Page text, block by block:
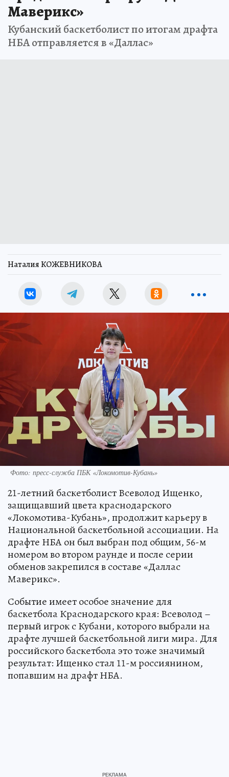
Маверикс»
Кубанский баскетболист по итогам драфта
НБА отправляется в «Даллас»
Наталия КОЖЕВНИКОВА
Фото: пресс-служба ПБК «Локомотив-Кубань»
21-летний баскетболист Всеволод Ищенко,
защищавший цвета краснодарского
«Локомотива-Кубань», продолжит карьеру в
Национальной баскетбольной ассоциации. На
драфте НБА он был выбран под общим, 56-м
номером во втором раунде и после серии
обменов закрепился в составе «Даллас
Маверикс».
Событие имеет особое значение для
баскетбола Краснодарского края: Всеволод –
первый игрок с Кубани, которого выбрали на
драфте лучшей баскетбольной лиги мира. Для
российского баскетбола это тоже значимый
результат: Ищенко стал 11-м россиянином,
попавшим на драфт НБА.